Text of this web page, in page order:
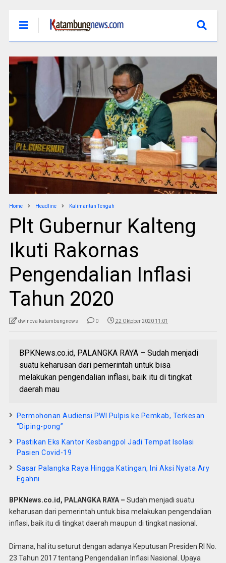
Home Headline Kalimantan Tengah
Plt Gubernur Kalteng
Ikuti Rakornas
Pengendalian Inflasi
Tahun 2020
dwinova katambungnews 0 22 Oktober 2020 11:01
BPKNews.co.id, PALANGKA RAYA – Sudah menjadi
suatu keharusan dari pemerintah untuk bisa
melakukan pengendalian inflasi, baik itu di tingkat
daerah mau
Permohonan Audiensi PWI Pulpis ke Pemkab, Terkesan
“Diping-pong”
Pastikan Eks Kantor Kesbangpol Jadi Tempat Isolasi
Pasien Covid-19
Sasar Palangka Raya Hingga Katingan, Ini Aksi Nyata Ary
Egahni
BPKNews.co.id, PALANGKA RAYA – Sudah menjadi suatu
keharusan dari pemerintah untuk bisa melakukan pengendalian
inflasi, baik itu di tingkat daerah maupun di tingkat nasional.
Dimana, hal itu seturut dengan adanya Keputusan Presiden RI No.
23 Tahun 2017 tentang Pengendalian Inflasi Nasional. Upaya